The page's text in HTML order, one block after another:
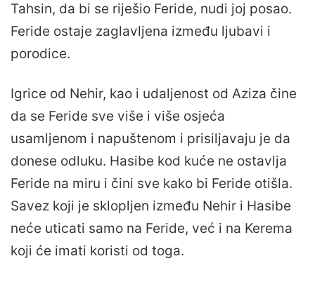
Tahsin, da bi se riješio Feride, nudi joj posao.
Feride ostaje zaglavljena između ljubavi i
porodice.
Igrice od Nehir, kao i udaljenost od Aziza čine
da se Feride sve više i više osjeća
usamljenom i napuštenom i prisiljavaju je da
donese odluku. Hasibe kod kuće ne ostavlja
Feride na miru i čini sve kako bi Feride otišla.
Savez koji je sklopljen između Nehir i Hasibe
neće uticati samo na Feride, već i na Kerema
koji će imati koristi od toga.